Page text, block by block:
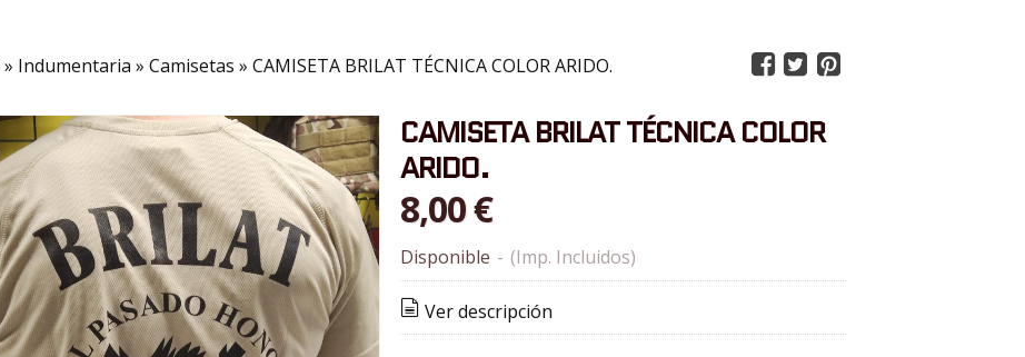
» Indumentaria » Camisetas » CAMISETA BRILAT TÉCNICA COLOR ARIDO.
CAMISETA BRILAT TÉCNICA COLOR
ARIDO.
8,00 €
Disponible - (Imp. Incluidos)
Ver descripción